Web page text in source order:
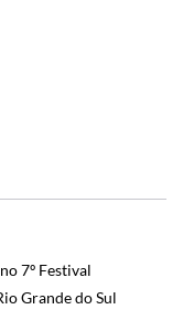
7º Festival
Grande do Sul